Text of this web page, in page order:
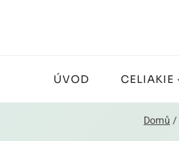
ÚVOD CELIAKIE
Domů/